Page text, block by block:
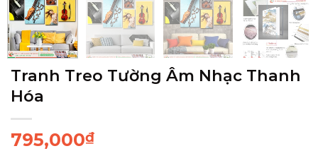
Tranh Treo Tường Âm Nhạc Thanh
Hóa
795,000₫